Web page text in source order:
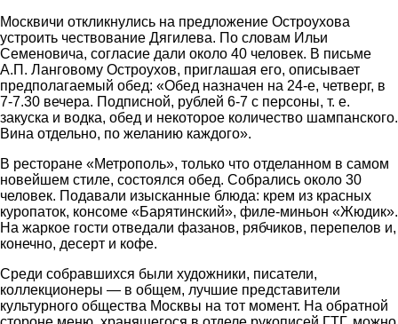
Москвичи откликнулись на предложение Остроухова
устроить чествование Дягилева. По словам Ильи
Семеновича, согласие дали около 40 человек. В письме
А.П. Ланговому Остроухов, приглашая его, описывает
предполагаемый обед: «Обед назначен на 24-е, четверг, в
7-7.30 вечера. Подписной, рублей 6-7 с персоны, т. е.
закуска и водка, обед и некоторое количество шампанского.
Вина отдельно, по желанию каждого».
В ресторане «Метрополь», только что отделанном в самом
новейшем стиле, состоялся обед. Собрались около 30
человек. Подавали изысканные блюда: крем из красных
куропаток, консоме «Барятинский», филе-миньон «Жюдик».
На жаркое гости отведали фазанов, рябчиков, перепелов и,
конечно, десерт и кофе.
Среди собравшихся были художники, писатели,
коллекционеры — в общем, лучшие представители
культурного общества Москвы на тот момент. На обратной